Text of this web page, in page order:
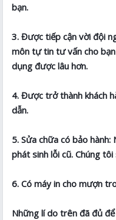
bạn.
3. Được tiếp cận vời đội
môn tự tin tư vấn cho
dụng được lâu hơn.
4. Được trở thành khách
dẫn.
5. Sửa chữa có bảo hành:
phát sinh lỗi cũ. Chúng
6. Có máy in cho mượn
Những lí do trên đã đủ